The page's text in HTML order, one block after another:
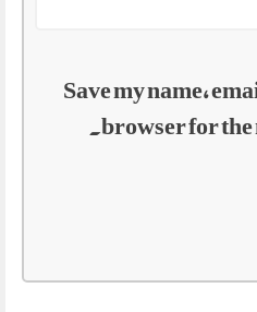
Save my name,
browser for the